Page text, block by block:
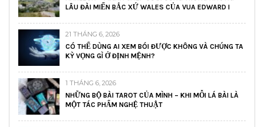
LÂU ĐÀI MIẾN BẮC XỨ WALES CỦA VUA EDWARD I
21 THÁNG 6, 2026
CÓ THỂ DÙNG AI XEM BÓI ĐƯỢC KHÔNG VÀ CHÚNG TA
KỲ VỌNG GÌ Ở ĐỊNH MỆNH?
1 THÁNG 6, 2026
NHỮNG BỘ BÀI TAROT CỦA MÌNH – KHI MỖI LÁ BÀI LÀ
MỘT TÁC PHẨM NGHỆ THUẬT